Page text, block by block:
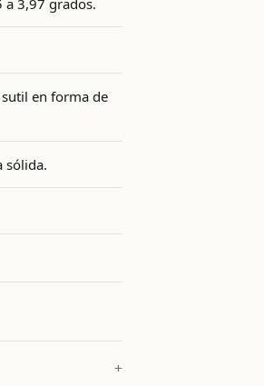
3,97 grados.
en forma de
sólida.